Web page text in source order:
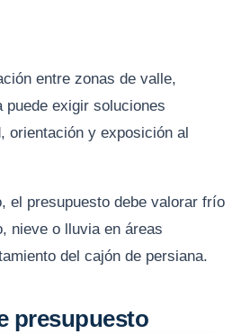
entre zonas de valle,
puede exigir soluciones
orientación y exposición al
el presupuesto debe valorar frío
nieve o lluvia en áreas
del cajón de persiana.
presupuesto